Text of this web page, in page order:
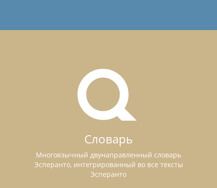
Словарь
Многоязычный двунаправленный словарь
Эсперанто, интегрированный во все тексты
Эсперанто